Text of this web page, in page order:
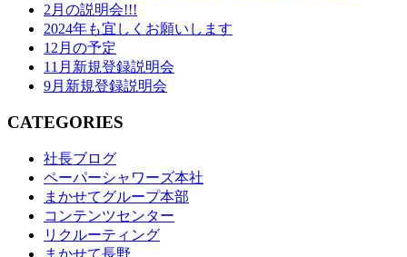
2月の説明会!!!
2024年も宜しくお願いします
12月の予定
11月新規登録説明会
9月新規登録説明会
CATEGORIES
社長ブログ
ペーパーシャワーズ本社
まかせてグループ本部
コンテンツセンター
リクルーティング
まかせて長野